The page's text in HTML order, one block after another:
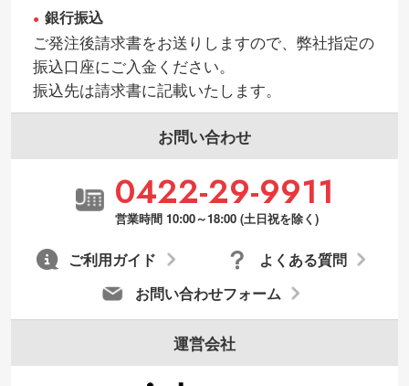
銀行振込
ご発注後請求書をお送りしますので、弊社指定の
振込口座にご入金ください。
振込先は請求書に記載いたします。
お問い合わせ
0422-29-9911
営業時間 10:00～18:00 (土日祝を除く)
お問い合わせフォーム
よくある質問
ご利用ガイド
運営会社